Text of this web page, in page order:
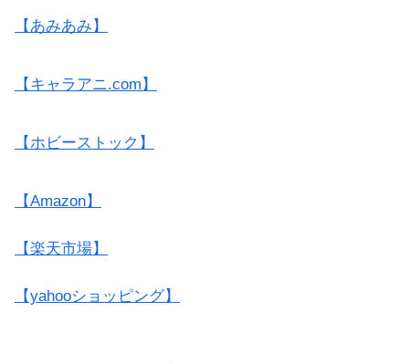
【あみあみ】
【キャラアニ.com】
【ホビーストック】
【Amazon】
【楽天市場】
【yahooショッピング】